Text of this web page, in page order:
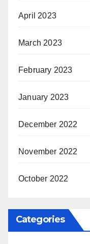
April 2023
March 2023
February 2023
January 2023
December 2022
November 2022
October 2022
Categories